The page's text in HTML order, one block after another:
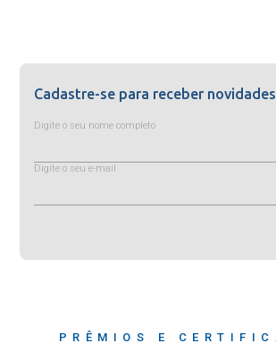
Cadastre-se para receber novidades
Digite o seu nome completo
Digite o seu e-mail
PRÊMIOS E